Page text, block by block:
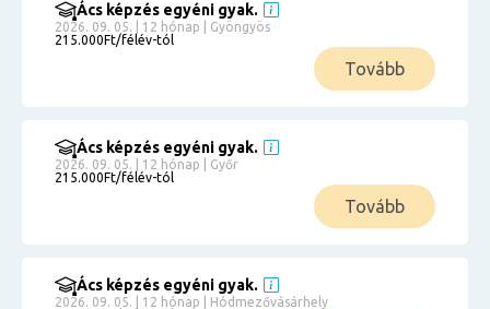
Ács képzés egyéni gyak.
2026. 09. 05. | 12 hónap | Gyöngyös
215.000Ft/félév-tól
Tovább
Ács képzés egyéni gyak.
2026. 09. 05. | 12 hónap | Győr
215.000Ft/félév-tól
Tovább
Ács képzés egyéni gyak.
2026. 09. 05. | 12 hónap | Hódmezővásárhely